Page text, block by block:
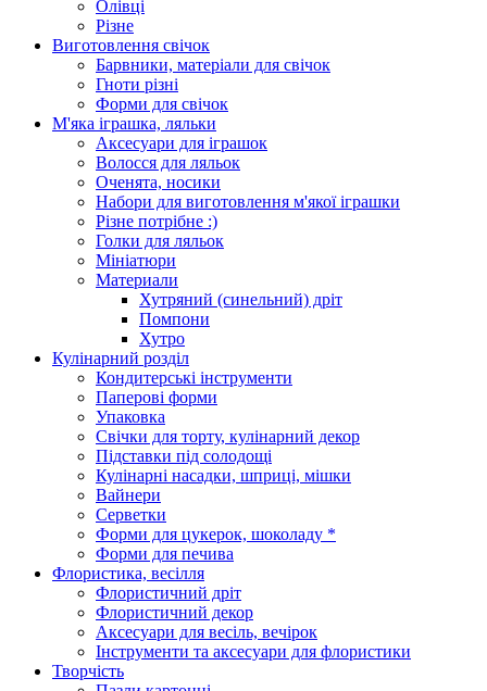
Олівці
Різне
Виготовлення свічок
Барвники, матеріали для свічок
Гноти різні
Форми для свічок
М'яка іграшка, ляльки
Аксесуари для іграшок
Волосся для ляльок
Оченята, носики
Набори для виготовлення м'якої іграшки
Різне потрібне :)
Голки для ляльок
Мініатюри
Материали
Хутряний (синельний) дріт
Помпони
Хутро
Кулінарний розділ
Кондитерські інструменти
Паперові форми
Упаковка
Свічки для торту, кулінарний декор
Підставки під солодощі
Кулінарні насадки, шприці, мішки
Вайнери
Серветки
Форми для цукерок, шоколаду *
Форми для печива
Флористика, весілля
Флористичний дріт
Флористичний декор
Аксесуари для весіль, вечірок
Інструменти та аксесуари для флористики
Творчість